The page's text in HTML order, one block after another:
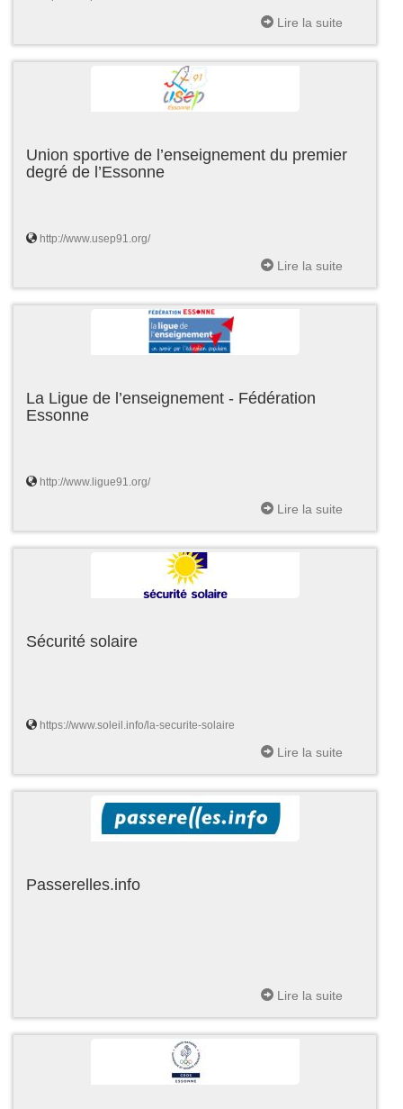
Lire la suite
Union sportive de l’enseignement du premier
degré de l’Essonne
http://www.usep91.org/
Lire la suite
La Ligue de l’enseignement - Fédération
Essonne
http://www.ligue91.org/
Lire la suite
Sécurité solaire
https://www.soleil.info/la-securite-solaire
Lire la suite
Passerelles.info
Lire la suite